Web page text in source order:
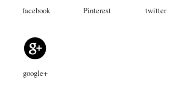
facebook Pinterest twitter
google+